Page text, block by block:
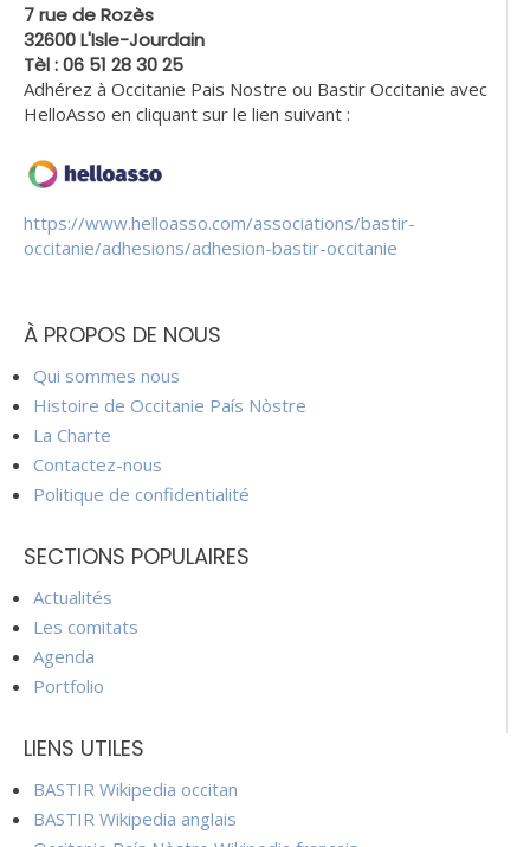
7 rue de Rozès
32600 L'Isle-Jourdain
Tèl : 06 51 28 30 25
Adhérez à Occitanie Pais Nostre ou Bastir Occitanie avec
HelloAsso en cliquant sur le lien suivant :
https://www.helloasso.com/associations/bastir-
occitanie/adhesions/adhesion-bastir-occitanie
À PROPOS DE NOUS
Qui sommes nous
Histoire de Occitanie País Nòstre
La Charte
Contactez-nous
Politique de confidentialité
SECTIONS POPULAIRES
Actualités
Les comitats
Agenda
Portfolio
LIENS UTILES
BASTIR Wikipedia occitan
BASTIR Wikipedia anglais